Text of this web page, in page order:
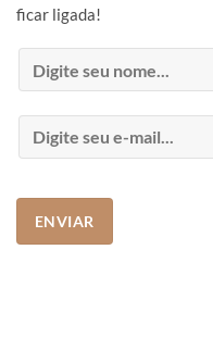
ficar ligada!